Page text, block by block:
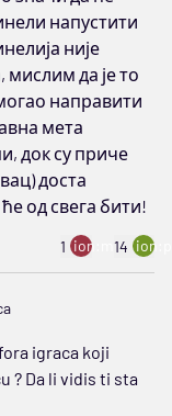
напустити
није
да је то
направити
мета
док су приче
доста
од свега бити!
1 ion:minus
14
igraca koji
? Da li vidis ti sta